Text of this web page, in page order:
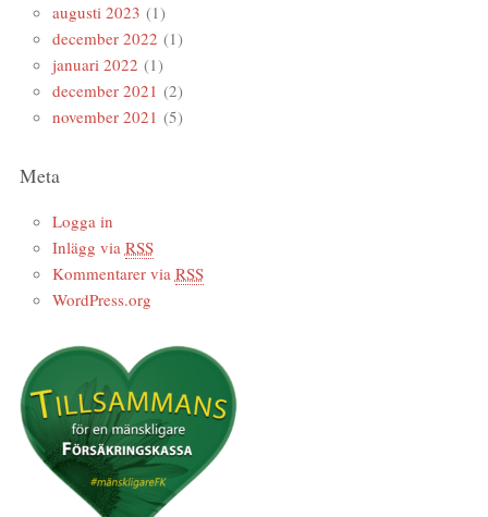
augusti 2023 (1)
december 2022 (1)
januari 2022 (1)
december 2021 (2)
november 2021 (5)
Meta
Logga in
Inlägg via RSS
Kommentarer via RSS
WordPress.org